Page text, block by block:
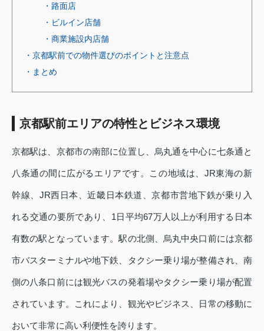
・路面店
・ビルイン店舗
・商業施設内店舗
・京都駅前での物件選びのポイントと注意点
・まとめ
京都駅前エリアの特性とビジネス環境
京都駅は、京都市の南部に位置し、烏丸通を中心に七条通と
八条通の間に広がるエリアです。この地域は、JR東海の新
幹線、JR西日本、近畿日本鉄道、京都市営地下鉄が乗り入
れる交通の要所であり、1日平均67万人以上が利用する日本
有数の駅となっています。駅の北側、烏丸中央口前には京都
市バスターミナルや地下鉄、タクシー乗り場が整備され、南
側の八条口前には観光バスの発着場やタクシー乗り場が配置
されています。これにより、観光やビジネス、日常の移動に
おいて非常に高い利便性を誇ります。